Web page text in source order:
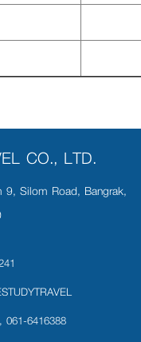
CO., LTD.
9, Silom Road, Bangrak,
061-6416388